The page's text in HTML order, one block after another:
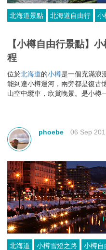
北海道景點 北海道自由行 小
【小樽自由行景點】
程
位於北海道的小樽是一個充滿浪
能到達小樽運河，兩旁都是復古
山空中纜車，欣賞晚景。是小樽
phoebe 06 Sep
北海道 小樽雪燈之路 小樽自